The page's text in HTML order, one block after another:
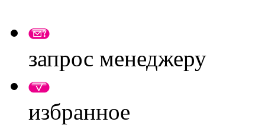
запрос менеджеру
избранное